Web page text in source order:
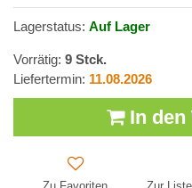
Lagerstatus: Auf Lager
Vorrätig: 9 Stck.
Liefertermin: 11.08.2026
In den